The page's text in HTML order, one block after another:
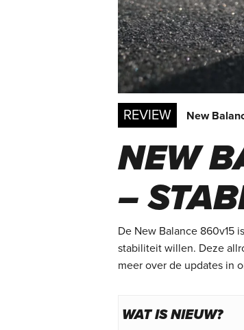
REVIEW New
NEW
–
De New Balance 860v15
stabiliteit willen. Deze
meer over de updates in
WAT IS NIEUW?